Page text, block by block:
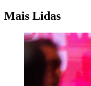
Mais Lidas